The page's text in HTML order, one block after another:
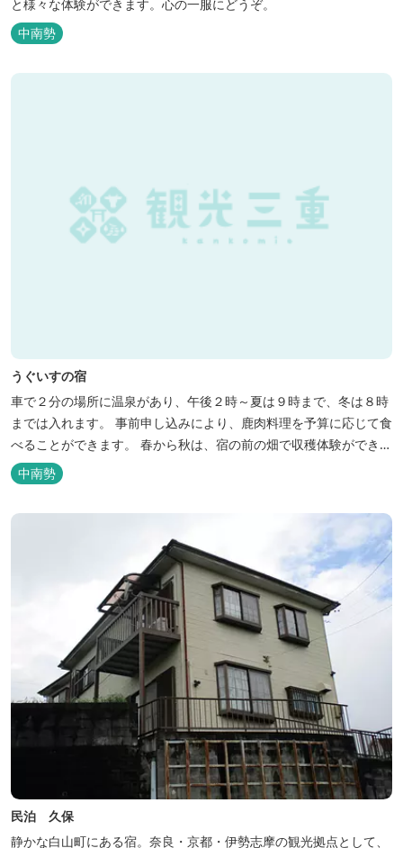
と様々な体験ができます。心の一服にどうぞ。
中南勢
うぐいすの宿
車で２分の場所に温泉があり、午後２時～夏は９時まで、冬は８時
までは入れます。 事前申し込みにより、鹿肉料理を予算に応じて食
べることができます。 春から秋は、宿の前の畑で収穫体験ができ、
その野菜で夕食もできます。
中南勢
民泊 久保
静かな白山町にある宿。奈良・京都・伊勢志摩の観光拠点として、